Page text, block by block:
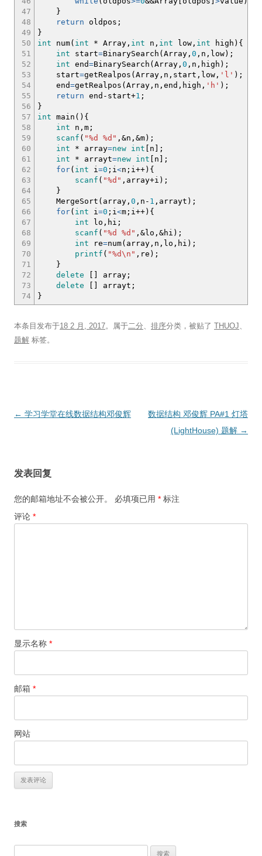
47
48
49
50
51
52
53
54
55
56
57
58
59
60
61
62
63
64
65
66
67
68
69
70
71
72
73
74
}
return oldpos ;
}
int num( int * Array, int n, int low, int high ) {
int start=BinarySearch ( Array, 0 ,n,low) ;
int end=BinarySearch ( Array, 0 ,n,high ) ;
start=getRealpos ( Array,n,start,low, 'l' ) ;
end=getRealpos ( Array,n,end,high, 'h' ) ;
return end - start+1 ;
}
int main ( ) {
int n,m ;
scanf ( "%d %d" , &n, &m) ;
int
* array=new int n
;
int
* arrayt=new int n
;
for( int i=0 ; i<n ; i++) {
scanf ( "%d" ,array+i ) ;
}
MergeSort ( array, 0 ,n - 1 ,arrayt ) ;
for( int i=0 ; i<m ; i++) {
int lo,hi ;
scanf ( "%d %d" , &lo, &hi ) ;
int re=num( array,n,lo,hi ) ;
printf ( "%d\n " ,re ) ;
}
delete
array ;
delete
arrayt ;
}
本条目发布于18 2 月, 2017。属于二分、 排序分类，被贴了 THUOJ、
题解 标签。
文
← 学习学堂在线数据结构邓俊辉
数据结构 邓俊辉 PA#1 灯塔
(LightHouse) 题解 →
发表回复
您的邮箱地址不会被公开。 必填项已用 * 标注
评论 *
显示名称 *
邮箱 *
网站
搜索